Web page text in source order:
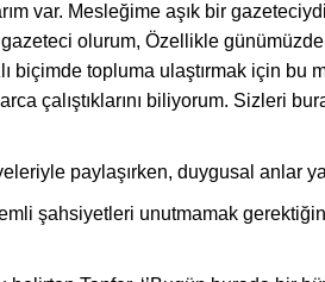
var. Mesleğime aşık bir
olurum, Özellikle
biçimde topluma ulaştırmak için bu
çalıştıklarını biliyorum. Sizleri
paylaşırken, duygusal anlar
şahsiyetleri unutmamak